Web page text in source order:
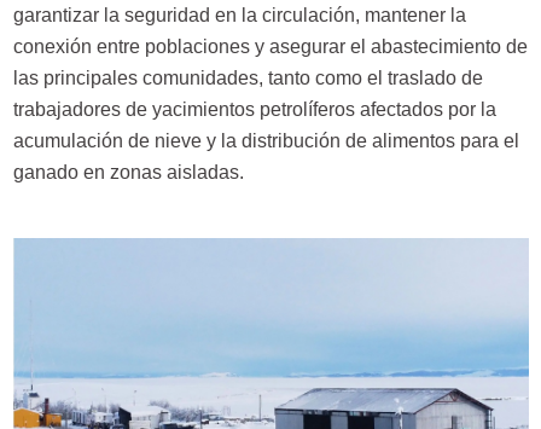
garantizar la seguridad en la circulación, mantener la
conexión entre poblaciones y asegurar el abastecimiento de
las principales comunidades, tanto como el traslado de
trabajadores de yacimientos petrolíferos afectados por la
acumulación de nieve y la distribución de alimentos para el
ganado en zonas aisladas.